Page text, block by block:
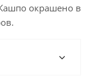
окрашено в